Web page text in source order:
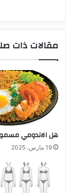
مقالات ذات
هل الاندومي
19 مارس، 2025